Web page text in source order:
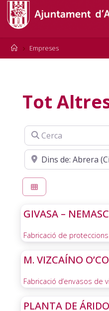
content
HomeEmpreses
Tot
Cerca
Cerca
GIVASA –
Fabricació de
M. VIZCAÍNO
Fabricació d’envasos de
PLANTA DE